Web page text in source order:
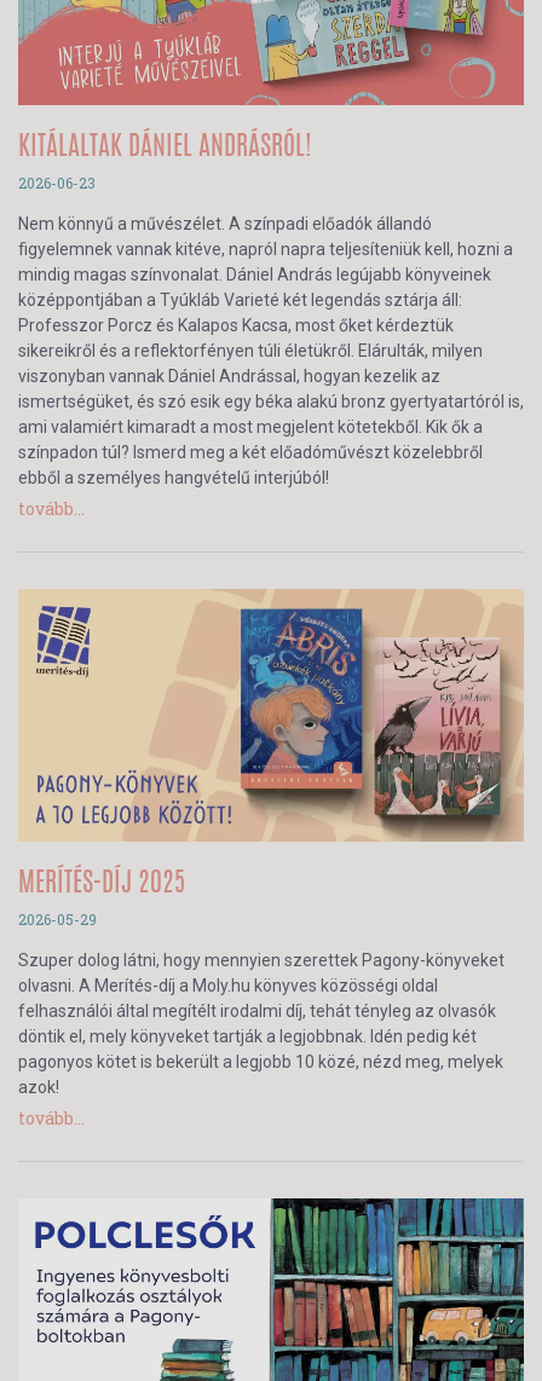
KITÁLALTAK DÁNIEL ANDRÁSRÓL!
2026-06-23
Nem könnyű a művészélet. A színpadi előadók állandó
figyelemnek vannak kitéve, napról napra teljesíteniük kell, hozni a
mindig magas színvonalat. Dániel András legújabb könyveinek
középpontjában a Tyúkláb Varieté két legendás sztárja áll:
Professzor Porcz és Kalapos Kacsa, most őket kérdeztük
sikereikről és a reflektorfényen túli életükről. Elárulták, milyen
viszonyban vannak Dániel Andrással, hogyan kezelik az
ismertségüket, és szó esik egy béka alakú bronz gyertyatartóról is,
ami valamiért kimaradt a most megjelent kötetekből. Kik ők a
színpadon túl? Ismerd meg a két előadóművészt közelebbről
ebből a személyes hangvételű interjúból!
tovább...
MERÍTÉS-DÍJ 2025
2026-05-29
Szuper dolog látni, hogy mennyien szerettek Pagony-könyveket
olvasni. A Merítés-díj a Moly.hu könyves közösségi oldal
felhasználói által megítélt irodalmi díj, tehát tényleg az olvasók
döntik el, mely könyveket tartják a legjobbnak. Idén pedig két
pagonyos kötet is bekerült a legjobb 10 közé, nézd meg, melyek
azok!
tovább...